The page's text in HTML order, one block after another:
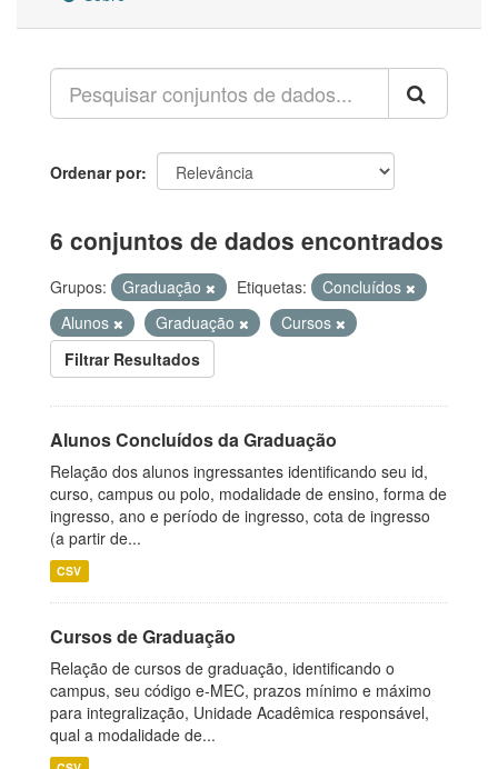
Ordenar por
6 conjuntos de dados encontrados
Grupos: Graduação Etiquetas:
Concluídos
Alunos
Graduação
Cursos
Filtrar Resultados
Alunos Concluídos da Graduação
Relação dos alunos ingressantes identificando seu id,
curso, campus ou polo, modalidade de ensino, forma de
ingresso, ano e período de ingresso, cota de ingresso
(a partir de...
CSV
Cursos de Graduação
Relação de cursos de graduação, identificando o
campus, seu código e-MEC, prazos mínimo e máximo
para integralização, Unidade Acadêmica responsável,
qual a modalidade de...